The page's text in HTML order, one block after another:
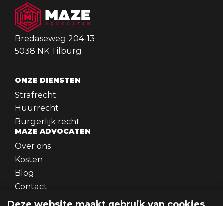
Bredaseweg 204-13
5038 NK Tilburg
ONZE DIENSTEN
Strafrecht
Huurrecht
Burgerlijk recht
MAZE ADVOCATEN
Over ons
Kosten
Blog
Contact